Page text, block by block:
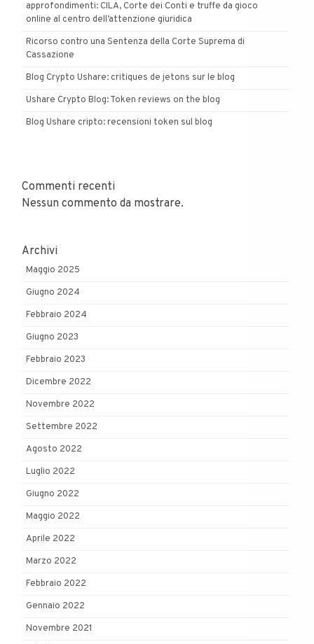
approfondimenti: CILA, Corte dei Conti e truffe da gioco
online al centro dell’attenzione giuridica
Ricorso contro una Sentenza della Corte Suprema di
Cassazione
Blog Crypto Ushare: critiques de jetons sur le blog
Ushare Crypto Blog: Token reviews on the blog
Blog Ushare cripto: recensioni token sul blog
Commenti recenti
Nessun commento da mostrare.
Archivi
Maggio 2025
Giugno 2024
Febbraio 2024
Giugno 2023
Febbraio 2023
Dicembre 2022
Novembre 2022
Settembre 2022
Agosto 2022
Luglio 2022
Giugno 2022
Maggio 2022
Aprile 2022
Marzo 2022
Febbraio 2022
Gennaio 2022
Novembre 2021